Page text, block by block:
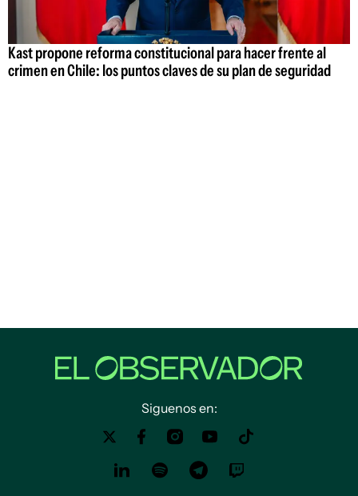
Kast propone reforma constitucional para hacer frente al
crimen en Chile: los puntos claves de su plan de seguridad
Siguenos en: